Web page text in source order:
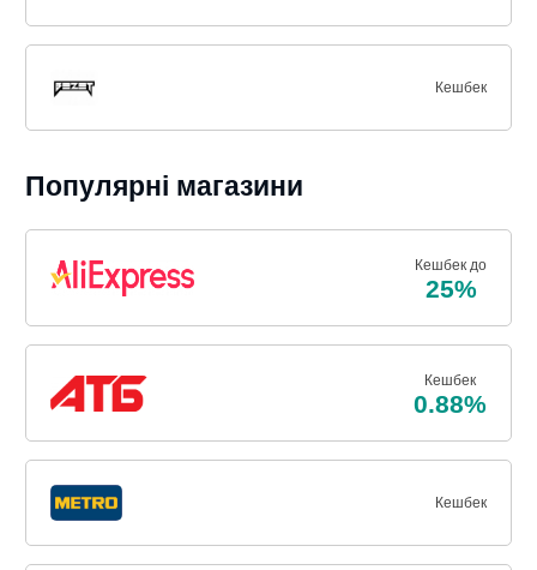
Кешбек
Популярні магазини
Кешбек до
25%
Кешбек
0.88%
Кешбек